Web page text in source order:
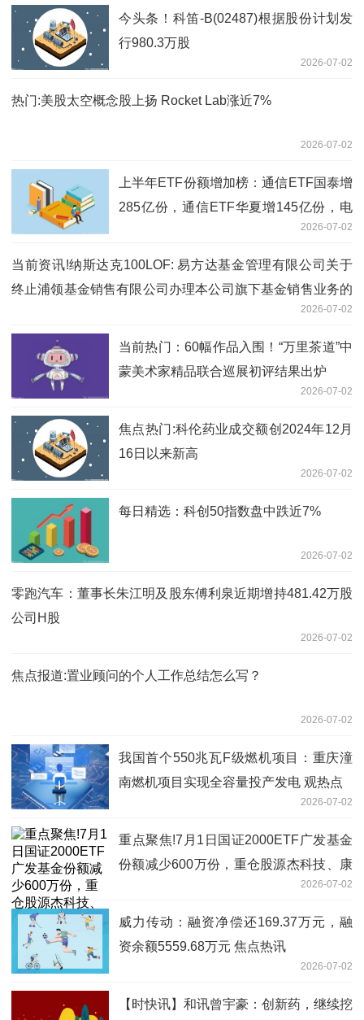
今头条！科笛-B(02487)根据股份计划发
行980.3万股
2026-07-02
热门:美股太空概念股上扬 Rocket Lab涨近7%
2026-07-02
上半年ETF份额增加榜：通信ETF国泰增
285亿份，通信ETF华夏增145亿份，电
网设备ETF国泰份额增18倍（名单）_今
2026-07-02
当前资讯!纳斯达克100LOF: 易方达基金管理有限公司关于
终止浦领基金销售有限公司办理本公司旗下基金销售业务的
2026-07-02
当前热门：60幅作品入围！“万里茶道”中
蒙美术家精品联合巡展初评结果出炉
2026-07-02
焦点热门:科伦药业成交额创2024年12月
16日以来新高
2026-07-02
每日精选：科创50指数盘中跌近7%
2026-07-02
零跑汽车：董事长朱江明及股东傅利泉近期增持481.42万股
公司H股
2026-07-02
焦点报道:置业顾问的个人工作总结怎么写？
2026-07-02
我国首个550兆瓦F级燃机项目：重庆潼
南燃机项目实现全容量投产发电 观热点
2026-07-02
重点聚焦!7月1日国证2000ETF广发基金
份额减少600万份，重仓股源杰科技、康
2026-07-02
威力传动：融资净偿还169.37万元，融
资余额5559.68万元 焦点热讯
2026-07-02
【时快讯】和讯曾宇豪：创新药，继续挖